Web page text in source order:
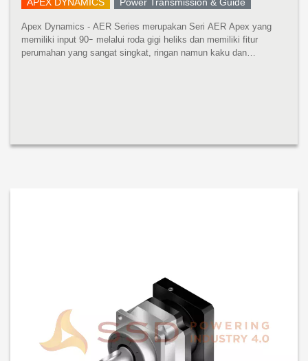
Apex Dynamics - AER Series merupakan Seri AER Apex yang
memiliki input 90ｰ melalui roda gigi heliks dan memiliki fitur
perumahan yang sangat singkat, ringan namun kaku dan